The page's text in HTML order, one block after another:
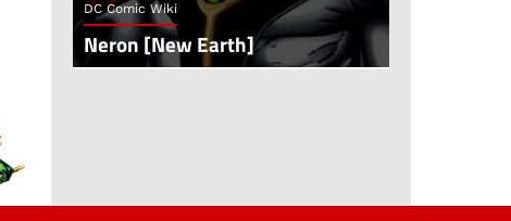
DC Comic Wiki
Neron [New Earth]